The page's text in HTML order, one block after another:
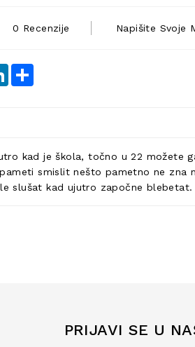
0 Recenzije Napišite Svoje
LinkedIn
kad je škola, točno u 22 možete
smislit nešto pametno ne zna
slušat kad ujutro započne blebetat.
PRIJAVI SE U